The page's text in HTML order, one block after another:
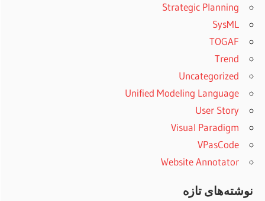
Strategic Planning
SysML
TOGAF
Trend
Uncategorized
Unified Modeling Language
User Story
Visual Paradigm
VPasCode
Website Annotator
نوشته‌های تازه